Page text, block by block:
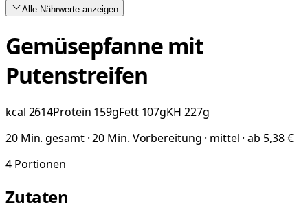
Alle Nährwerte anzeigen
Gemüsepfanne mit
Putenstreifen
kcal 2614Protein 159gFett 107gKH 227g
20 Min. gesamt · 20 Min. Vorbereitung · mittel · ab 5,38 €
4 Portionen
Zutaten